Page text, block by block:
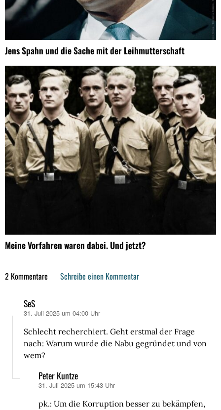
Jens Spahn und die Sache mit der Leihmutterschaft
Meine Vorfahren waren dabei. Und jetzt?
2 Kommentare Schreibe einen Kommentar
SeS
sagt:
31. Juli 2025 um 04:00 Uhr
Schlecht recherchiert. Geht erstmal der Frage
nach: Warum wurde die Nabu gegründet und von
wem?
Peter Kuntze
sagt:
31. Juli 2025 um 15:43 Uhr
pk.: Um die Korruption besser zu bekämpfen,